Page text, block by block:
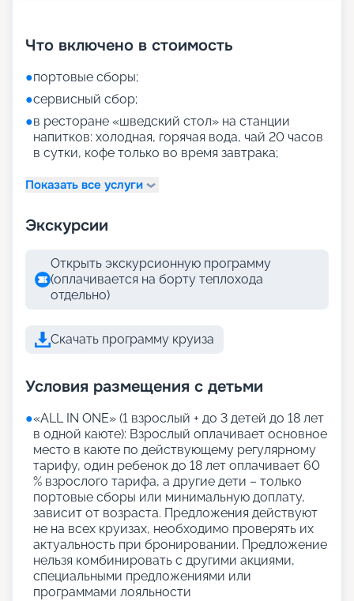
Что включено в стоимость
●портовые сборы;
●сервисный сбор;
●в ресторане «шведский стол» на станции
напитков: холодная, горячая вода, чай 20 часов
в сутки, кофе только во время завтрака;
Показать все услуги
Экскурсии
Открыть экскурсионную программу
(оплачивается на борту теплохода
отдельно)
Скачать программу круиза
Условия размещения с детьми
●«АLL IN ONE» (1 взрослый + до 3 детей до 18 лет
в одной каюте): Взрослый оплачивает основное
место в каюте по действующему регулярному
тарифу, один ребенок до 18 лет оплачивает 60
% взрослого тарифа, а другие дети – только
портовые сборы или минимальную доплату,
зависит от возраста. Предложения действуют
не на всех круизах, необходимо проверять их
актуальность при бронировании. Предложение
нельзя комбинировать с другими акциями,
специальными предложениями или
программами лояльности